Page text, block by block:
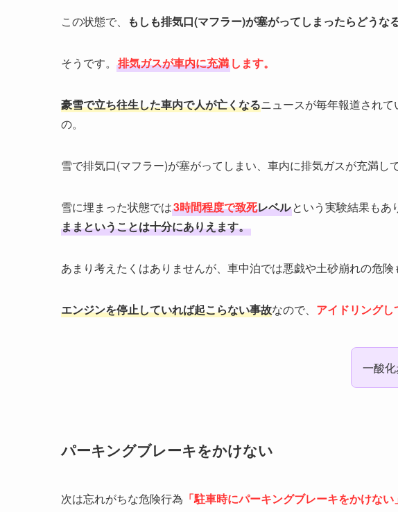
この状態で、 もしも排気口(マフラー)が塞がってしまったらどうな
そうです。 排気ガスが車内に充満 します。
豪雪で立ち往生した車内で人が亡くなるニュースが毎年報道され
の。
雪で排気口(マフラー)が塞がってしまい、車内に排気ガスが充満し
雪に埋まった状態では3時間程度で致死レベルという実験結果もあ
ままということは十分にありえます。
あまり考えたくはありませんが、車中泊では悪戯や土砂崩れの危険
エンジンを停止していれば起こらない事故なので、 アイドリングし
一酸
パーキングブレーキをかけない
次は忘れがちな危険行為 「駐車時にパーキングブレーキをかけない」